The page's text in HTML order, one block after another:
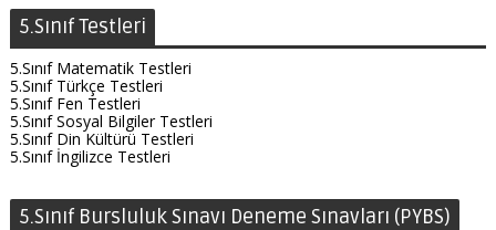
5.Sınıf Testleri
5.Sınıf Matematik Testleri
5.Sınıf Türkçe Testleri
5.Sınıf Fen Testleri
5.Sınıf Sosyal Bilgiler Testleri
5.Sınıf Din Kültürü Testleri
5.Sınıf İngilizce Testleri
5.Sınıf Bursluluk Sınavı Deneme Sınavları (PYBS)